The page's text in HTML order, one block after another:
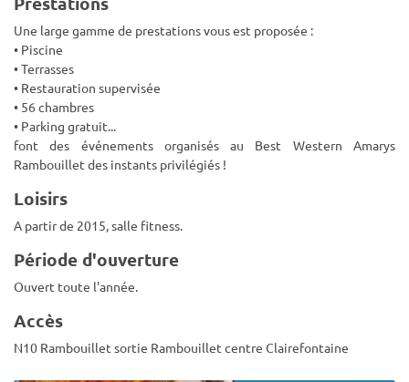
Une large gamme de prestations vous est proposée :
• Piscine
• Terrasses
• Restauration supervisée
• 56 chambres
• Parking gratuit...
font des événements organisés au Best Western Amarys
Rambouillet des instants privilégiés !
Loisirs
A partir de 2015, salle fitness.
Période d'ouverture
Ouvert toute l'année.
Accès
N10 Rambouillet sortie Rambouillet centre Clairefontaine